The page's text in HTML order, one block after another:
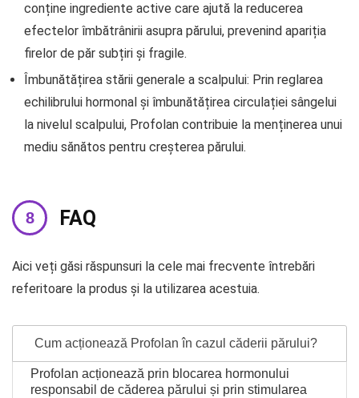
conține ingrediente active care ajută la reducerea
efectelor îmbătrânirii asupra părului, prevenind apariția
firelor de păr subțiri și fragile.
Îmbunătățirea stării generale a scalpului: Prin reglarea
echilibrului hormonal și îmbunătățirea circulației sângelui
la nivelul scalpului, Profolan contribuie la menținerea unui
mediu sănătos pentru creșterea părului.
FAQ
Aici veți găsi răspunsuri la cele mai frecvente întrebări
referitoare la produs și la utilizarea acestuia.
Cum acționează Profolan în cazul căderii părului?
Profolan acționează prin blocarea hormonului
responsabil de căderea părului și prin stimularea